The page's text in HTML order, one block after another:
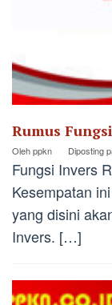
Rumus
Olehppkn Diposting
Fungsi Invers
Kesempatan
yang disini
Invers. […]